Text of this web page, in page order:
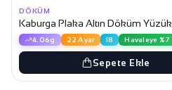
DÖKÜM
Kaburga Plaka Altın Döküm Yüzük
4.06g 22 Ayar 18 Havaleye %7
Sepete Ekle